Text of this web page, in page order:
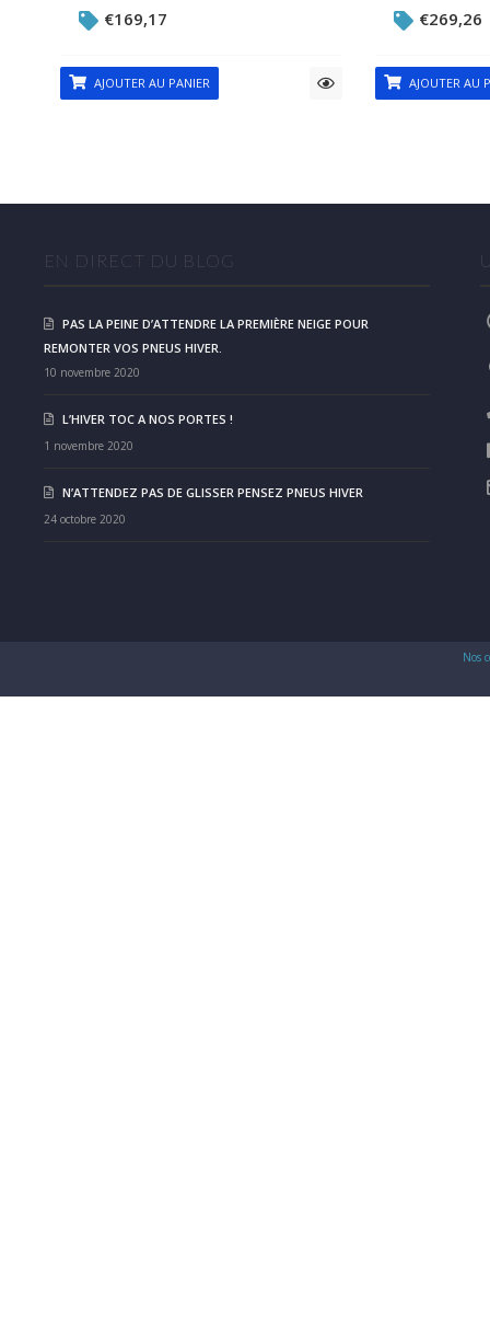
€169,17
AJOUTER AU PANIER
€269,26
AJOUTER AU
EN DIRECT DU BLOG
PAS LA PEINE D’ATTENDRE LA PREMIÈRE NEIGE POUR
REMONTER VOS PNEUS HIVER.
10 novembre 2020
L’HIVER TOC A NOS PORTES !
1 novembre 2020
N’ATTENDEZ PAS DE GLISSER PENSEZ PNEUS HIVER
24 octobre 2020
Nos